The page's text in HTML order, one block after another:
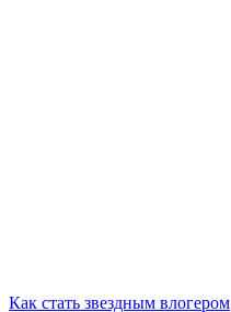
Как стать звездным влогером